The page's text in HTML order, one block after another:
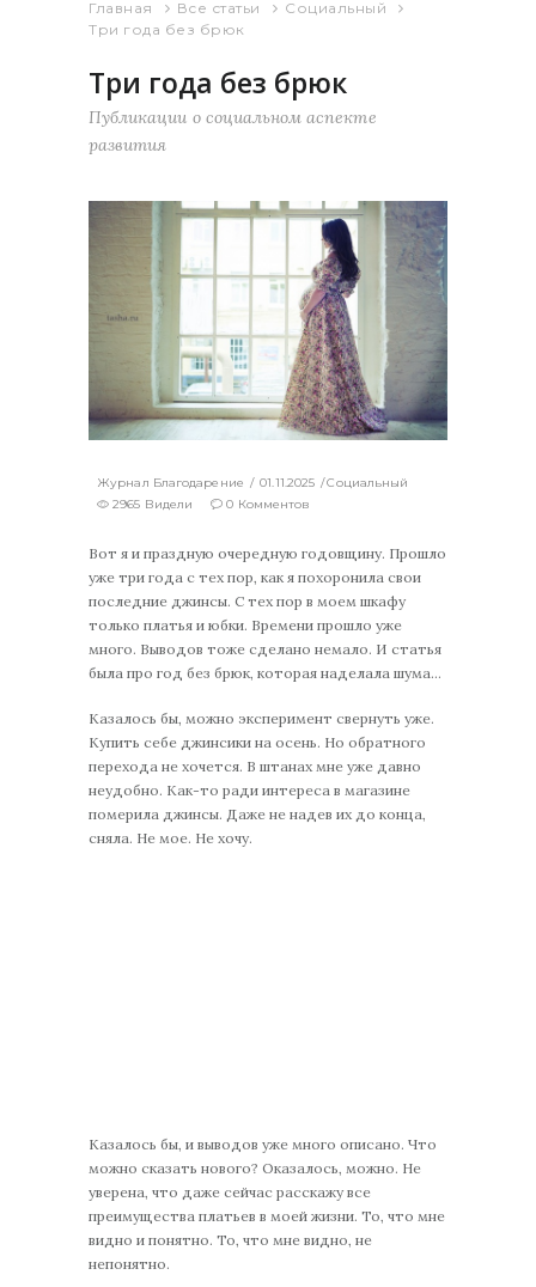
Главная Все статьи
Социальный
Три года без брюк
Три года без брюк
Публикации о социальном аспекте
развития
Журнал Благодарение 01.11.2025
Социальный
2965 Видели
0 Комментов
Вот я и праздную очередную годовщину. Прошло
уже три года с тех пор, как я похоронила свои
последние джинсы. С тех пор в моем шкафу
только платья и юбки. Времени прошло уже
много. Выводов тоже сделано немало. И статья
была про год без брюк, которая наделала шума…
Казалось бы, можно эксперимент свернуть уже.
Купить себе джинсики на осень. Но обратного
перехода не хочется. В штанах мне уже давно
неудобно. Как-то ради интереса в магазине
померила джинсы. Даже не надев их до конца,
сняла. Не мое. Не хочу.
Казалось бы, и выводов уже много описано. Что
можно сказать нового? Оказалось, можно. Не
уверена, что даже сейчас расскажу все
преимущества платьев в моей жизни. То, что мне
видно и понятно. То, что мне видно, не
непонятно.